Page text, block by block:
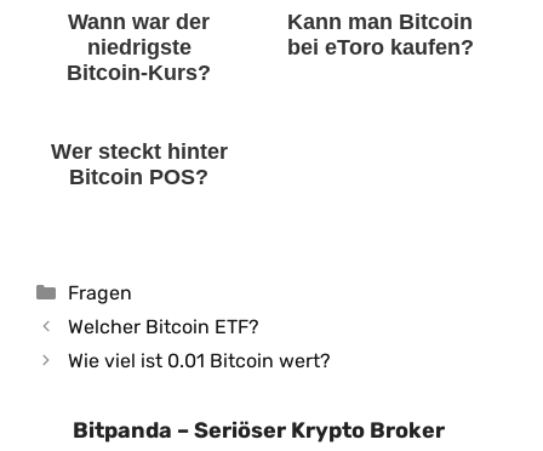
Wann war der
niedrigste
Bitcoin-Kurs?
Kann man Bitcoin
bei eToro kaufen?
Wer steckt hinter
Bitcoin POS?
Kategorien
Fragen
Welcher Bitcoin ETF?
Wie viel ist 0.01 Bitcoin wert?
Bitpanda – Seriöser Krypto Broker